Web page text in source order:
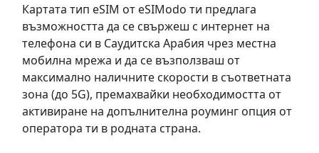
Картата тип eSIM от eSIModo ти предлага
възможността да се свържеш с интернет на
телефона си в Саудитска Арабия чрез местна
мобилна мрежа и да се възползваш от
максимално наличните скорости в съответната
зона (до 5G), премахвайки необходимостта от
активиране на допълнителна роуминг опция от
оператора ти в родната страна.